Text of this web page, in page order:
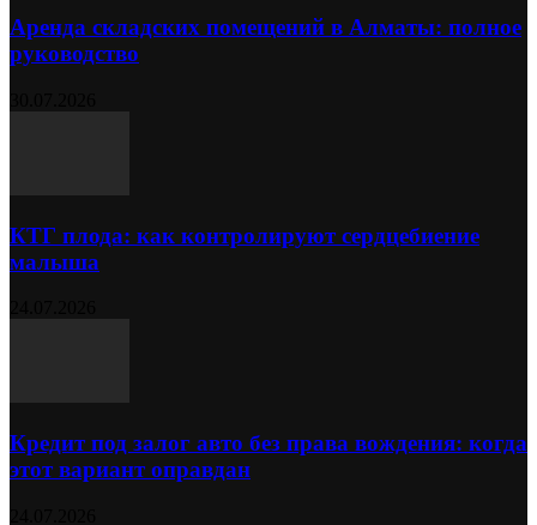
Аренда складских помещений в Алматы: полное
руководство
КТГ плода: как контролируют сердцебиение
малыша
Кредит под залог авто без права вождения: когда
этот вариант оправдан